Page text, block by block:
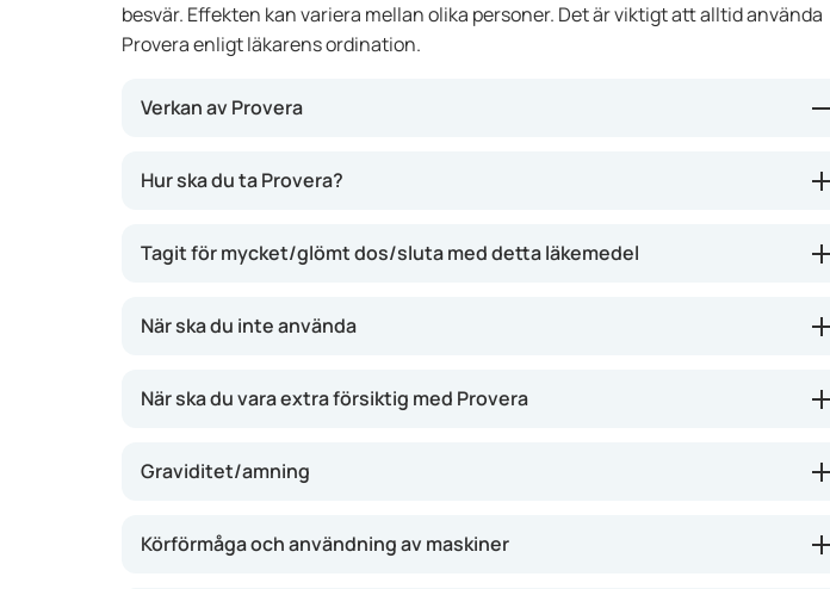
besvär. Effekten kan variera mellan olika personer. Det är viktigt att alltid använda
Provera enligt läkarens ordination.
Verkan av Provera
progesteron. Det påverkar livmoderslemhinnan och kan ge en mer regelbunden
bromsa tillväxten av vissa celler. Användning av Provera kan minska besvär som
Hur ska du ta Provera?
Tagit för mycket/glömt dos/sluta med detta läkemedel
När ska du inte använda
När ska du vara extra försiktig med Provera
Graviditet/amning
Körförmåga och användning av maskiner